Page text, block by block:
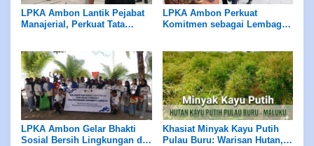
LPKA Ambon Lantik Pejabat
Manajerial, Perkuat Tata
LPKA Ambon Perkuat
Komitmen sebagai Lembaga
LPKA Ambon Gelar Bhakti
Sosial Bersih Lingkungan di
Khasiat Minyak Kayu Putih
Pulau Buru: Warisan Hutan,